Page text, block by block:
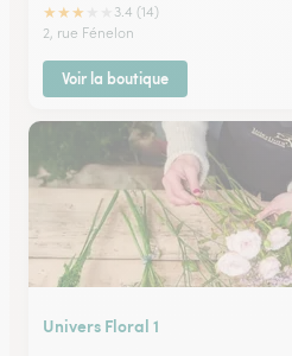
★★★
3.4 (14)
2, rue Fénelon
Voir la boutique
Univers Floral 1